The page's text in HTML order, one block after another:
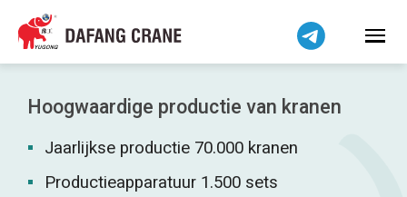
Hoogwaardige productie van kranen
Jaarlijkse productie 70.000 kranen
Productieapparatuur 1.500 sets
Bahasa Indonesia
Bahasa Melayu
Tiếng Việt
简体中文
فارسی
Pilipino